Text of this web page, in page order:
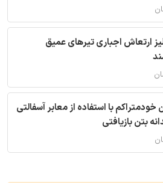
ارتعاش اجباری تیرهای عمیق
خودمتراکم با استفاده از معابر آسفالتی
بتن بازیافتی